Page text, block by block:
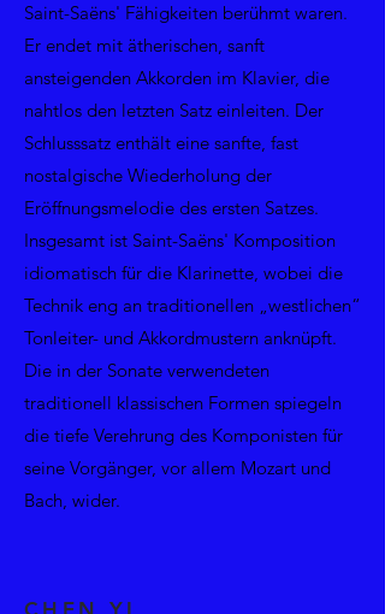
Saint-Saëns' Fähigkeiten berühmt waren.
Er endet mit ätherischen, sanft
ansteigenden Akkorden im Klavier, die
nahtlos den letzten Satz einleiten. Der
Schlusssatz enthält eine sanfte, fast
nostalgische Wiederholung der
Eröffnungsmelodie des ersten Satzes.
Insgesamt ist Saint-Saëns' Komposition
idiomatisch für die Klarinette, wobei die
Technik eng an traditionellen „westlichen“
Tonleiter- und Akkordmustern anknüpft.
Die in der Sonate verwendeten
traditionell klassischen Formen spiegeln
die tiefe Verehrung des Komponisten für
seine Vorgänger, vor allem Mozart und
Bach, wider.